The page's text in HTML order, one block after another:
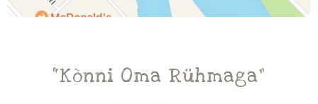
“Kõnni Oma Rühmaga”